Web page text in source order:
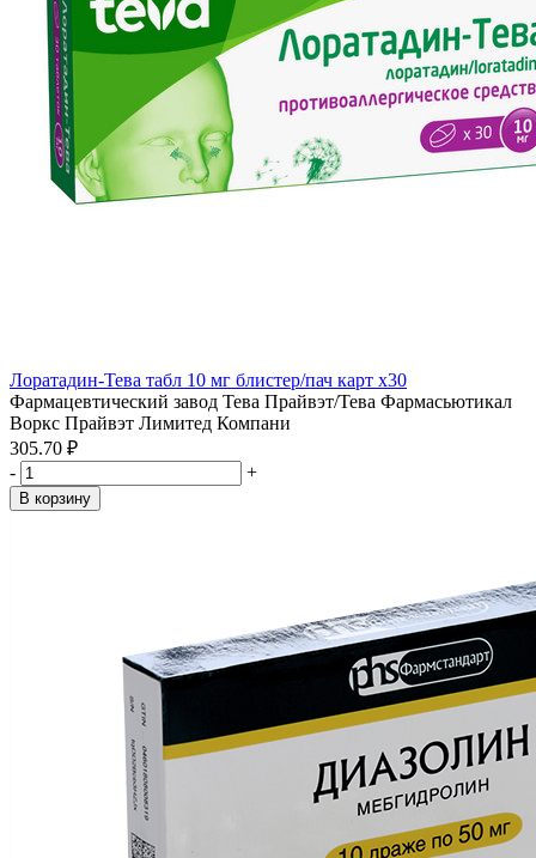
Лоратадин-Тева табл 10 мг блистер/пач карт x30
Фармацевтический завод Тева Прайвэт/Тева Фармасьютикал
Воркс Прайвэт Лимитед Компани
305.70 ₽
-
+
В корзину